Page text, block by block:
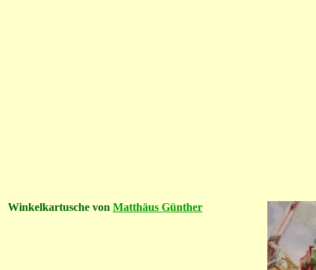
Winkelkartusche von Matthäus Günther